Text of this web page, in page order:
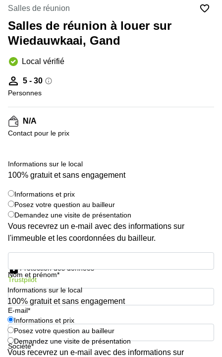
la
Neuve
Wavre
Centre
d'affaires
Anvers
Centre
Gand
Centre
d'affaires
Bruxelles
Coworking
Ixelles
Namur
Coworking
Salle de
conférence
Bruxelles
Salles de réunion
Salles de réunion à louer sur
Wiedauwkaai, Gand
Local vérifié
5 - 30
Personnes
N/A
Contact pour le prix
Informations sur le local
100% gratuit et sans engagement
Informations et prix
Posez votre question au bailleur
Demandez une visite de présentation
Vous recevrez un e-mail avec des informations sur
l'immeuble et les coordonnées du bailleur.
Nom et prénom*
E-mail*
Société*
Protection des données
Trustpilot
Informations sur le local
100% gratuit et sans engagement
Informations et prix
Posez votre question au bailleur
Demandez une visite de présentation
Vous recevrez un e-mail avec des informations sur